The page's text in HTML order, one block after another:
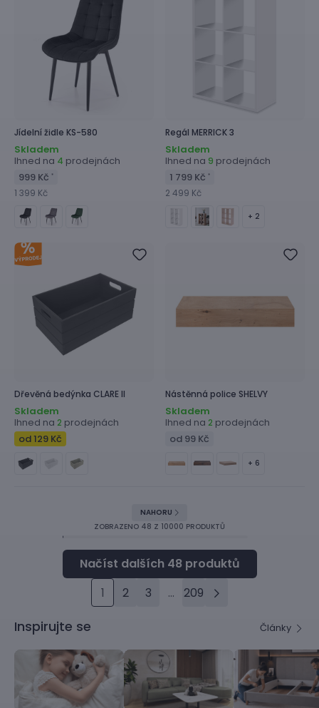
Jídelní židle KS-580
Skladem
Ihned na 4 prodejnách
999 Kč *
1 399 Kč
Regál MERRICK 3
Skladem
Ihned na 9 prodejnách
1 799 Kč *
2 499 Kč
+ 2
Dřevěná bedýnka CLARE II
Skladem
Ihned na 2 prodejnách
od 129 Kč
Nástěnná police SHELVY
Skladem
Ihned na 2 prodejnách
od 99 Kč
+ 6
NAHORU
ZOBRAZENO 48 Z 10000 PRODUKTŮ
1 2 3 ... 209
Inspirujte se Články